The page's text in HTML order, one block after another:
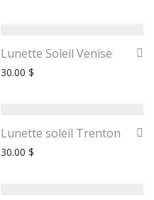
Lunette Soleil Venise
30.00 $
Lunette soleil Trenton
30.00 $